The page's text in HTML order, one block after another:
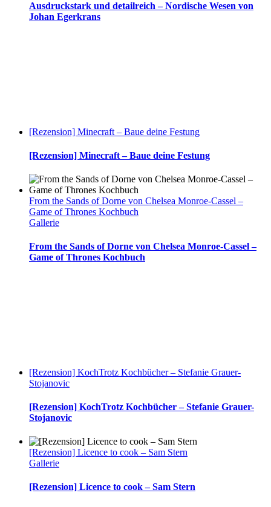
Ausdruckstark und detailreich – Nordische Wesen von
Johan Egerkrans
[Rezension] Minecraft – Baue deine Festung
[Rezension] Minecraft – Baue deine Festung
From the Sands of Dorne von Chelsea Monroe-Cassel –
Game of Thrones Kochbuch
Gallerie
From the Sands of Dorne von Chelsea Monroe-Cassel –
Game of Thrones Kochbuch
[Rezension] KochTrotz Kochbücher – Stefanie Grauer-
Stojanovic
[Rezension] KochTrotz Kochbücher – Stefanie Grauer-
Stojanovic
[Rezension] Licence to cook – Sam Stern
Gallerie
[Rezension] Licence to cook – Sam Stern